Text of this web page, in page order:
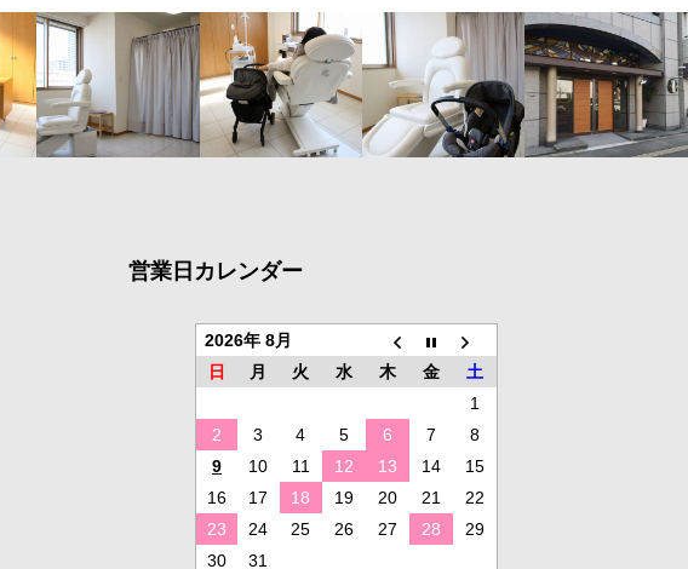
営業日カレンダー
2026年 8月
日
月 火 水 木 金
土
1
2
3 4 5 6 7
8
9
10 11 12 13 14
15
16
17 18 19 20 21
22
23
24 25 26 27 28
29
30
31